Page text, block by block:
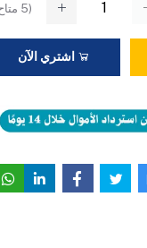
(
5
اشتري الآن